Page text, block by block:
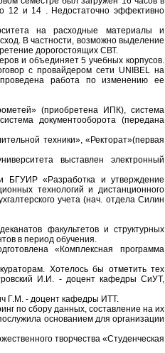
12 и 14 . Недостаточно эффективно
на расходные материалы и
В частности, возможно выделение
дорогостоящих СВТ.
и объединяет 5 учебных корпусов.
с провайдером сети UNIBEL на
работа по изменению ее
(приобретена ИПК), система
документооборота (передана
техники», «Ректорат»(первая
выставлен электронный
БГУИР «Разработка и утверждение
технологий и дистанционного
учета (нач. отдела Силин
факультетов и структурных
в период обучения.
«Комплексная программа
Хотелось бы отметить тех
И.И. - доцент кафедры СиУТ,
Г.М. - доцент кафедры ИТТ.
по сбору данных, составление на их
основанием для организации
творчества «Студенческая